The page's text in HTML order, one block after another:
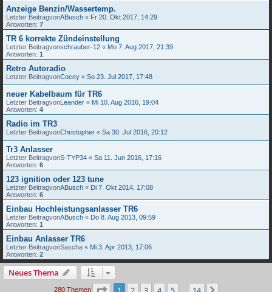
Anzeige Benzin/Wassertemp.
Letzter BeitragvonABusch « Fr 20. Okt 2017, 14:29
Antworten: 7
TR 6 korrekte Zündeinstellung
Letzter Beitragvonschrauber-12 « Mo 7. Aug 2017, 21:39
Antworten: 1
Retro Autoradio
Letzter BeitragvonCocey « So 23. Jul 2017, 17:48
neuer Kabelbaum für TR6
Letzter Beitragvon Leander « Mi 10. Aug 2016, 19:04
Antworten: 4
Radio im TR3
Letzter BeitragvonChristopher « Sa 30. Jul 2016, 20:12
Tr3 Anlasser
Letzter BeitragvonS-TYP34 « Sa 11. Jun 2016, 17:16
Antworten: 6
123 ignition oder 123 tune
Letzter BeitragvonABusch « Di 7. Okt 2014, 17:08
Antworten: 6
Einbau Hochleistungsanlasser TR6
Letzter BeitragvonABusch « Do 8. Aug 2013, 09:59
Antworten: 1
Einbau Anlasser TR6
Letzter BeitragvonSascha « Mi 3. Apr 2013, 17:06
Antworten: 2
Neues Thema
280 Themen Seite 1von 14